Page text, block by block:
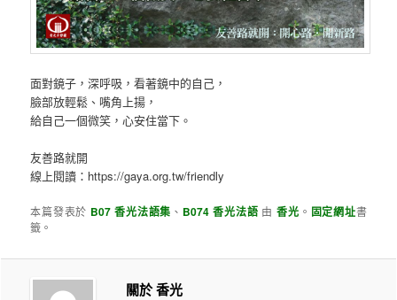
面對鏡子，深呼吸，看著鏡中的自己，
臉部放輕鬆、嘴角上揚，
給自己一個微笑，心安住當下。
友善路就開
線上閱讀：https://gaya.org.tw/friendly
本篇發表於 B07 香光法語集 、 B074 香光法語 由 香光 。 固定網址書
籤。
關於 香光